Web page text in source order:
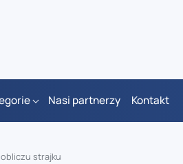
Nasi partnerzy Kontakt
strajku